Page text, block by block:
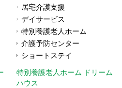
居宅介護支援
デイサービス
特別養護老人ホーム
介護予防センター
ショートステイ
特別養護老人ホーム ドリーム
ハウス